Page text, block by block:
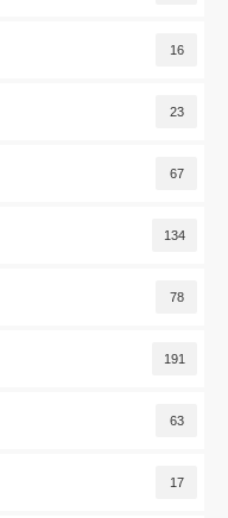
16
23
67
134
78
191
63
17